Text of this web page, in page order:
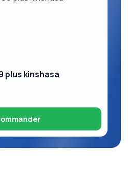
plus kinshasa